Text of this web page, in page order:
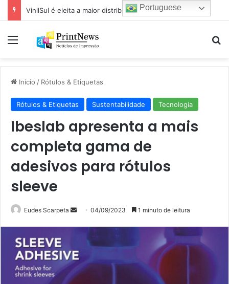
Menu
Início / Rótulos & Etiquetas
Rótulos & Etiquetas Sustentabilidade Tecnologia
Ibeslab apresenta a mais
completa gama de
adesivos para rótulos
sleeve
Eudes Scarpeta
Mande04/09/2023 1 minuto de leitura
Portuguese